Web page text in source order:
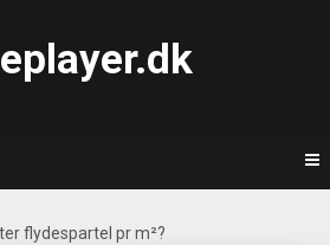
flydespartel pr m²?